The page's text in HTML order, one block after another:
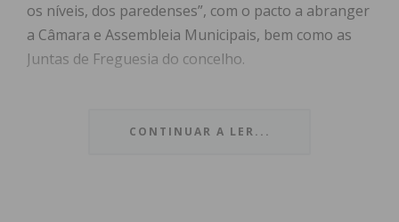
os níveis, dos paredenses”, com o pacto a abranger
a Câmara e Assembleia Municipais, bem como as
Juntas de Freguesia do concelho.
listas irão os mais capazes e com ligações à
CONTINUAR A LER...